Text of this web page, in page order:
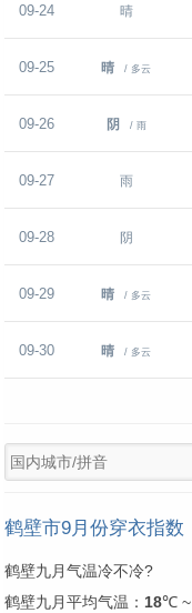
09-24 晴
09-25 晴 / 多云
09-26 阴 / 雨
09-27 雨
09-28 阴
09-29 晴 / 多云
09-30 晴 / 多云
鹤壁市9月份穿衣指数
鹤壁九月气温冷不冷?
鹤壁九月平均气温： 18℃ ~